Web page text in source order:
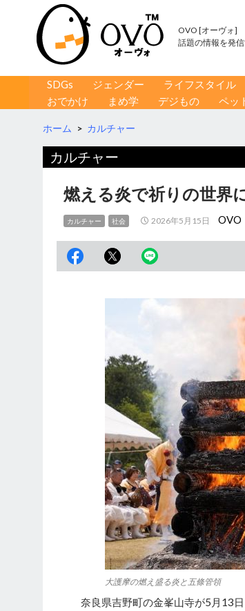
OVO [オーヴォ]
話題の情報を発
コンテンツへ移動
SDGs ジェンダー ライフスタイル
おでかけ
まめ学 デジもの ペッ
ホーム > カルチャー
カルチャー
燃える炎で祈りの世
カルチャー 社会 2026年5月15日 OVO
大護摩の燃え盛る炎と五條管領
奈良県吉野町の金峯山寺が5月13